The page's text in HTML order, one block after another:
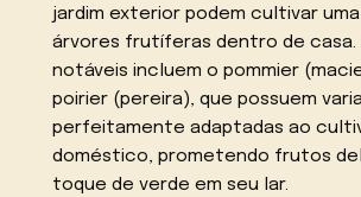
jardim exterior podem cultivar
árvores frutíferas dentro de casa.
notáveis incluem o pommier
poirier (pereira), que possuem
perfeitamente adaptadas ao
doméstico, prometendo frutos
toque de verde em seu lar.